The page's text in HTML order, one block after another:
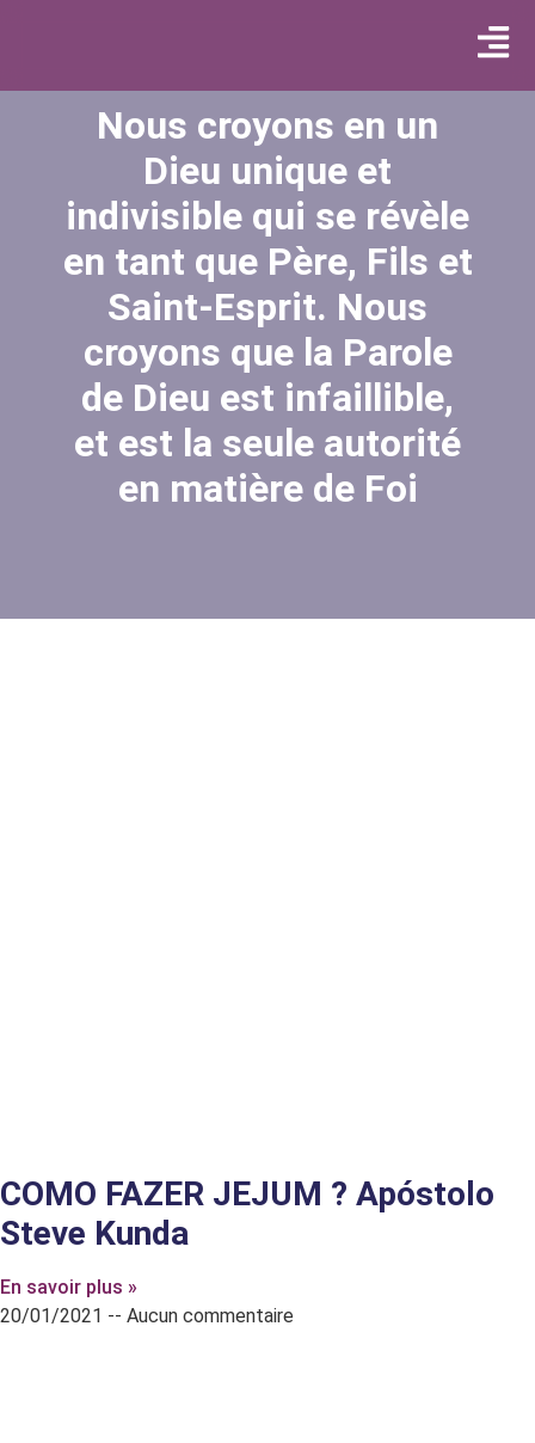
Nous croyons en un
Dieu unique et
indivisible qui se révèle
en tant que Père, Fils et
Saint-Esprit. Nous
croyons que la Parole
de Dieu est infaillible,
et est la seule autorité
en matière de Foi
COMO FAZER JEJUM ? Apóstolo
Steve Kunda
En savoir plus »
20/01/2021
Aucun commentaire